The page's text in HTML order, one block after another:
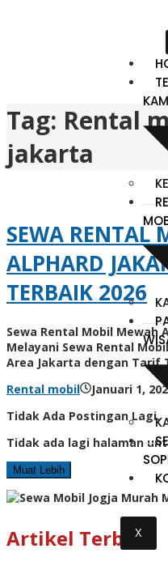
X
Tag: Rental
jakarta
SEWA RENTAL
ALPHARD
TERBAIK 2026
Sewa Rental Mobil Mewah
Melayani Sewa Rental
Area Jakarta dengan Tarif
Rental mobil
Januari 1,
Tidak Ada Postingan Lagi.
Tidak ada lagi halaman
Muat Lebih
Artikel Terbaru